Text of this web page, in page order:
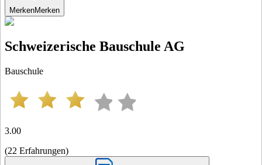
MerkenMerken
Schweizerische Bauschule AG
Bauschule
3.00
(22 Erfahrungen)